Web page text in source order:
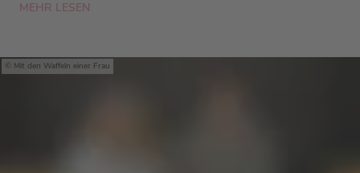
MEHR LESEN
Mit den Waffeln einer Frau